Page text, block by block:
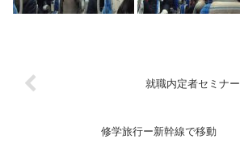
就職内定者セミナー
修学旅行ー新幹線で移動